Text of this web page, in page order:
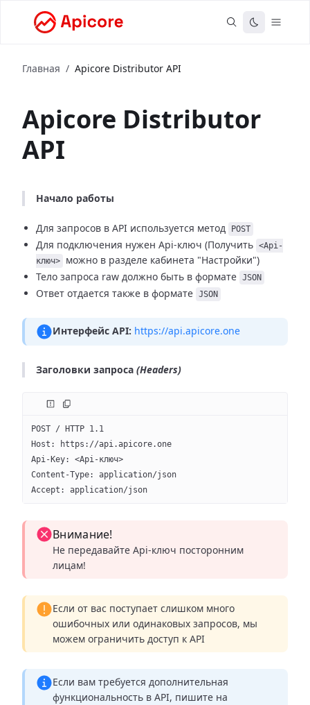
Главная / Apicore Distributor API
Apicore Distributor
API
Начало работы
Для запросов в API используется метод POST
Для подключения нужен Api-ключ (Получить <Api-
ключ>
можно в разделе кабинета "Настройки")
Тело запроса raw должно быть в формате JSON
Ответ отдается также в формате JSON
Интерфейс API: https://api.apicore.one
Заголовки запроса (Headers)
POST / HTTP 1.1
Host: https://api.apicore.one
Api-Key: <Api-ключ>
Content-Type: application/json
Accept: application/json
Внимание!
Не передавайте Api-ключ посторонним
лицам!
Если от вас поступает слишком много
ошибочных или одинаковых запросов, мы
можем ограничить доступ к API
Если вам требуется дополнительная
функциональность в API, пишите на